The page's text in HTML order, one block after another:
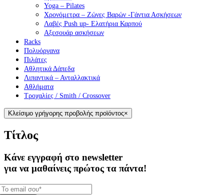
Yoga – Pilates
Χρονόμετρα – Ζώνες Βαρών -Γάντια Ασκήσεων
Λαβές Push up- Ελατήρια Καρπού
Αξεσουάρ ασκήσεων
Racks
Πολυόργανα
Πιλάτες
Αθλητικά Δάπεδα
Λιπαντικά – Ανταλλακτικά
Αθλήματα
Τροχαλίες / Smith / Crossover
Κλείσιμο γρήγορης προβολής προϊόντος×
Τίτλος
Κάνε εγγραφή στο newsletter
για να μαθαίνεις πρώτος τα πάντα!